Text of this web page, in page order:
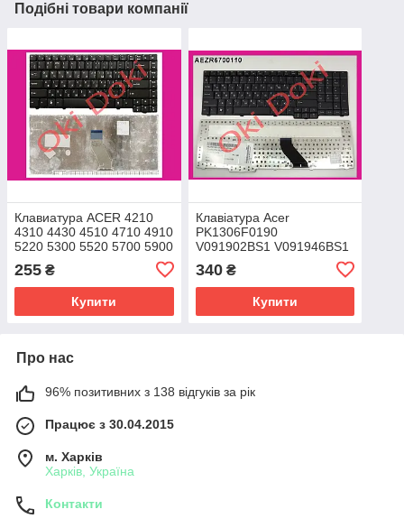
Подібні товари компанії
Клавиатура ACER 4210
4310 4430 4510 4710 4910
5220 5300 5520 5700 5900
6920 6935 4220 4230 4315
4320 4330 4530 4715 4720
255 ₴
Купити
Клавіатура Acer
PK1306F0190
V091902BS1 V091946BS1
6037B0029209
9J.N8782.30R
9J.N8782.A1D
340₴
Купити
Про нас
96% позитивних з 138 відгуків за рік
Працює з 30.04.2015
м. Харків
Харків, Україна
Контакти